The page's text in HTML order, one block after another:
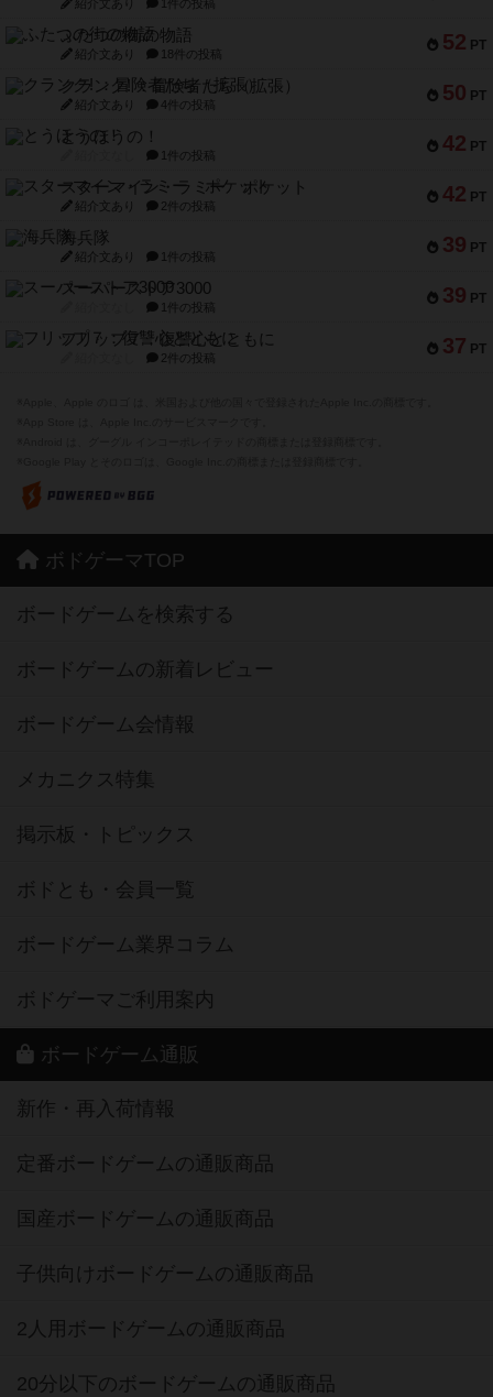
紹介文あり 1件の投稿
52 PT
ふたつの街の物語
紹介文あり 18件の投稿
50 PT
クランク! ：冒険者たち（拡張）
紹介文あり 4件の投稿
42 PT
とうほうの！
1件の投稿
42 PT
スターマイン・ラミー ポケット
紹介文あり 2件の投稿
39 PT
海兵隊
紹介文あり 1件の投稿
39 PT
スーパーストア3000
1件の投稿
37 PT
フリップ７：復讐心とともに
2件の投稿
ボドゲーマTOP
ボードゲームを検索する
ボードゲームの新着レビュー
ボードゲーム会情報
メカニクス特集
掲示板・トピックス
ボドとも・会員一覧
ボードゲーム業界コラム
ボドゲーマご利用案内
ボードゲーム通販
新作・再入荷情報
定番ボードゲームの通販商品
国産ボードゲームの通販商品
子供向けボードゲームの通販商品
2人用ボードゲームの通販商品
20分以下のボードゲームの通販商品